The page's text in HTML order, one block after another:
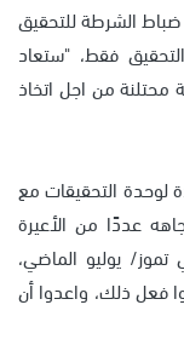
الشرطة للتحقيق
التحقيق فقط، "ستعاد
محتلنة من اجل اتخاذ
لوحدة التحقيقات مع
عددًا من الأعيرة
يوليو الماضي،
أنكروا فعل ذلك، واعدوا أن